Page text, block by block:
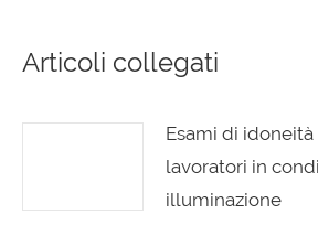
Articoli collegati
Esami di
lavoratori in
illuminazione